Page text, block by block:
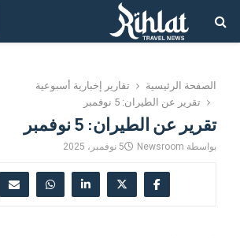
الصفحة الرئيسية
تقارير إخبارية أسبوعية
تقرير عن الطيران: 5 نوفمبر
تقرير عن الطيران: 5 نوفمبر
بواسطة Newsroom 5 نوفمبر، 2025